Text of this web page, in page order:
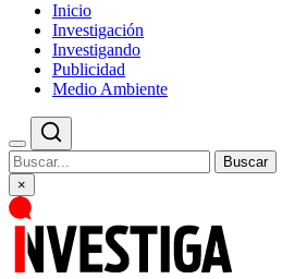
Inicio
Investigación
Investigando
Publicidad
Medio Ambiente
Buscar
×